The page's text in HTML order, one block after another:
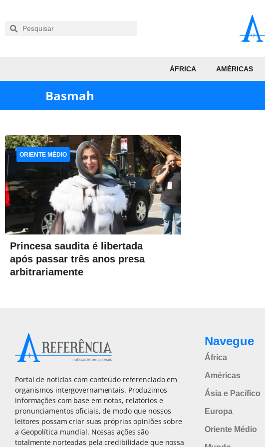
ÁFRICA AMÉRICAS
Basmah
Princesa saudita é libertada
após passar três anos presa
arbitrariamente
ORIENTE MÉDIO
Portal de notícias com conteúdo referenciado em
organismos intergovernamentais. Produzimos
informações com base em notas, relatórios e
pronunciamentos oficiais, de modo que nossos
leitores possam criar suas próprias opiniões sobre
a Geopolítica mundial. Nossas ações são
totalmente norteadas pela credibilidade que nossa
Navegue
África
Américas
Ásia e Pacífico
Europa
Oriente Médio